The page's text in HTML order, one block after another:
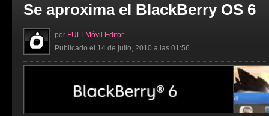
Se aproxima el BlackBerry OS 6
por FULLMóvil Editor
Publicado el 14 de julio, 2010 a las 01:56